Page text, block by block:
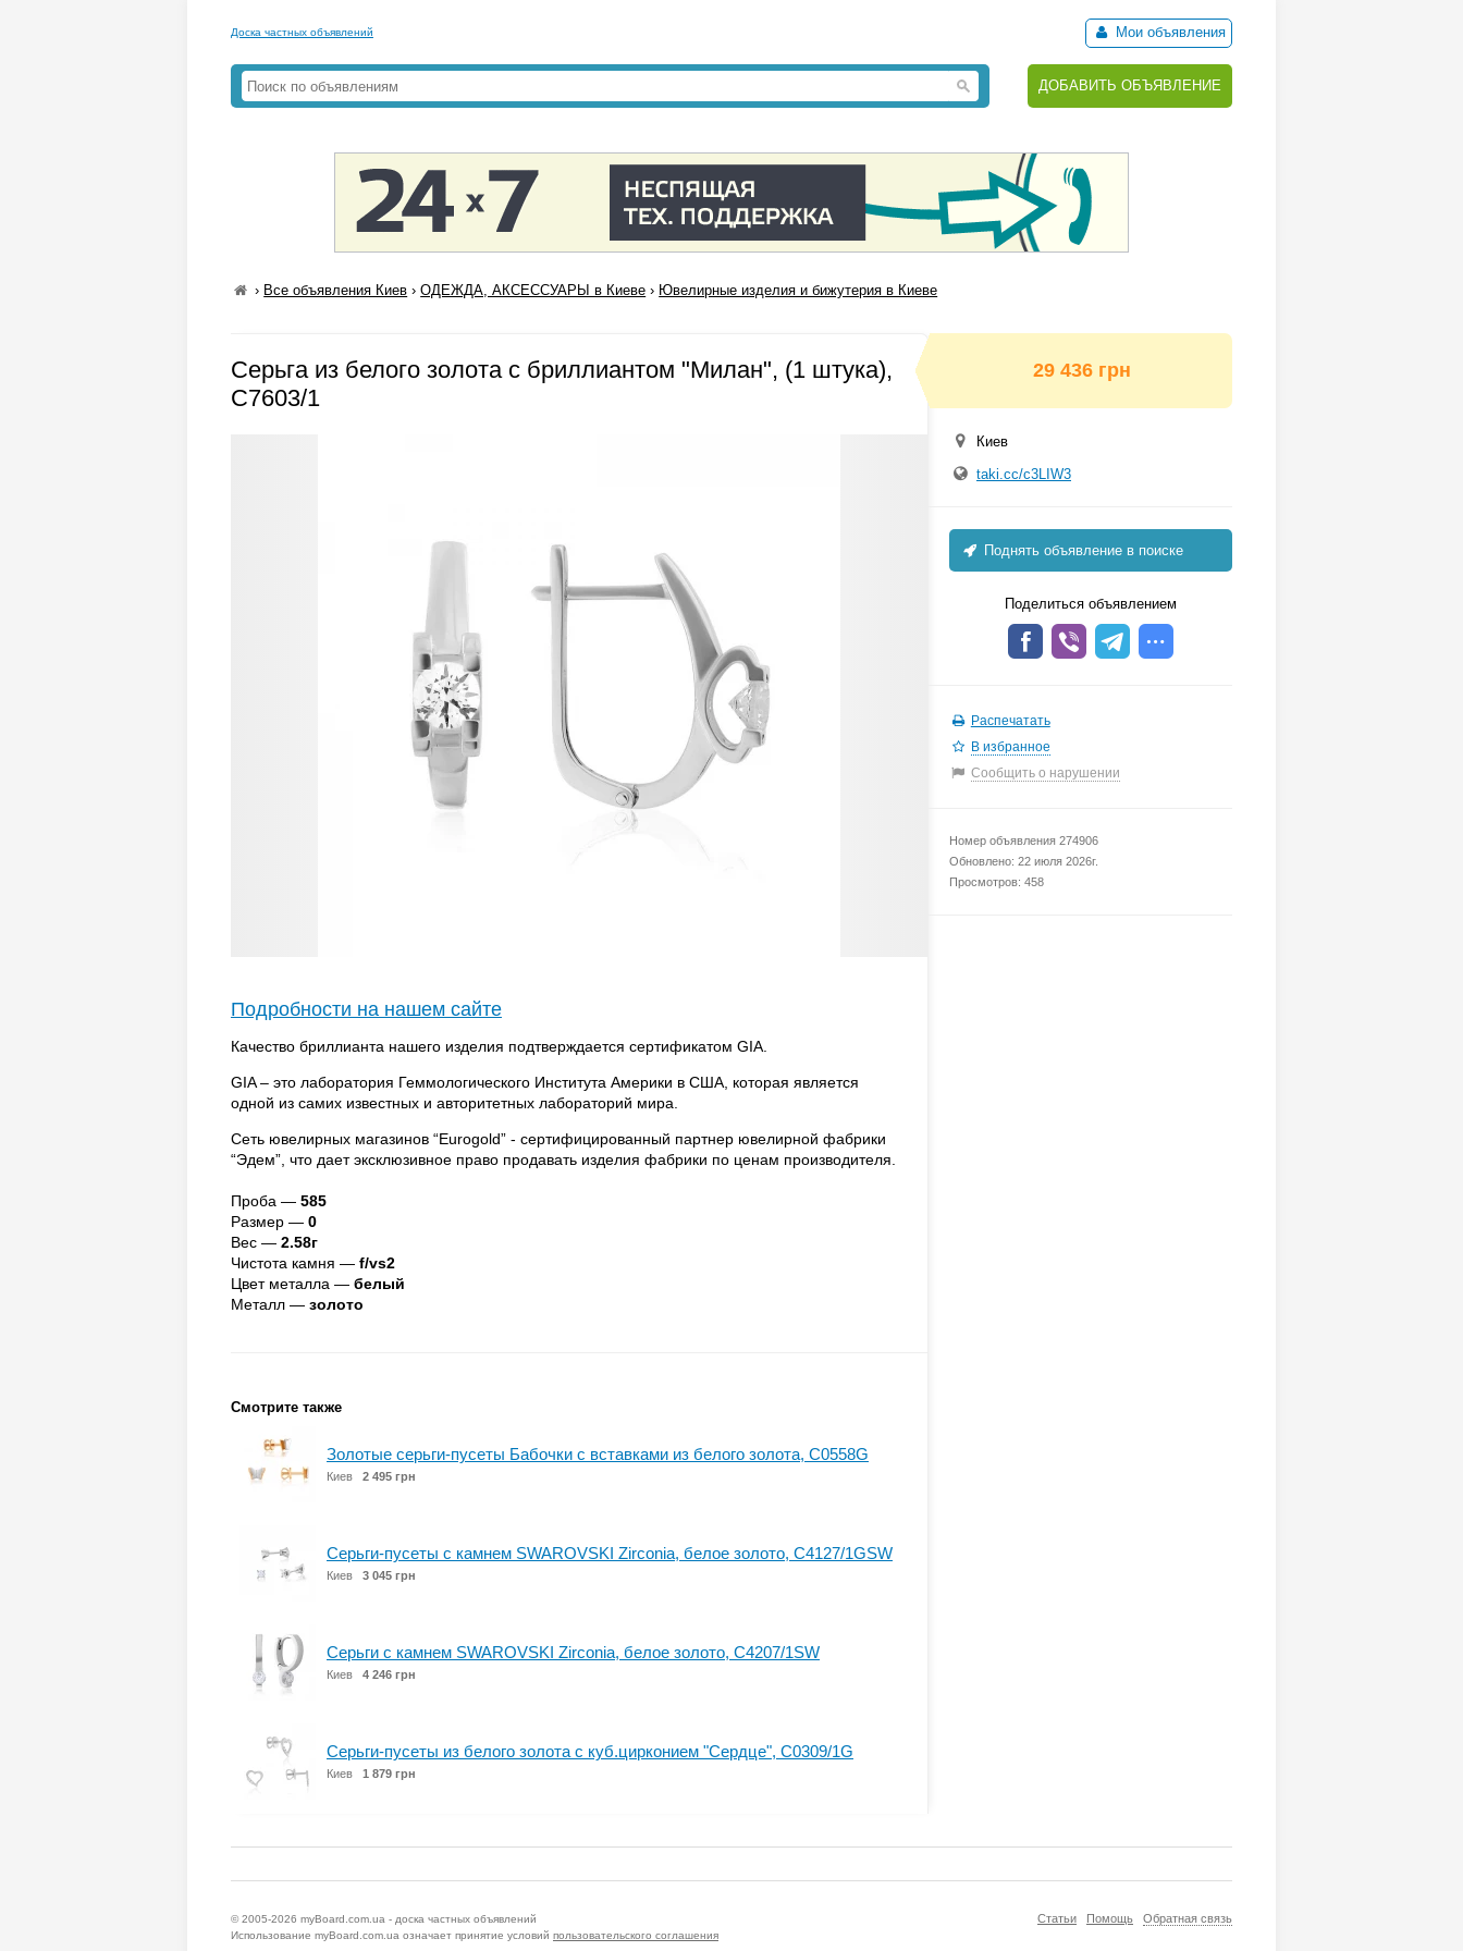
Доска частных объявлений Мои объявления
ДОБАВИТЬ ОБЪЯВЛЕНИЕ
› Все объявления Киев ›ОДЕЖДА, АКСЕССУАРЫ в Киеве › Ювелирные изделия и бижутерия в Киеве
Серьга из белого золота с бриллиантом "Милан", (1 штука),
С7603/1
Подробности на нашем сайте
Качество бриллианта нашего изделия подтверждается сертификатом GIA.
GIA – это лаборатория Геммологического Института Америки в США, которая является
одной из самих известных и авторитетных лабораторий мира.
Сеть ювелирных магазинов “Eurogold” - сертифицированный партнер ювелирной фабрики
“Эдем”, что дает эксклюзивное право продавать изделия фабрики по ценам производителя.
Проба — 585
Размер — 0
Вес — 2.58г
Чистота камня — f/vs2
Цвет металла — белый
Металл — золото
Смотрите также
Золотые серьги-пусеты Бабочки с вставками из белого золота, С0558G
Киев 2 495 грн
Серьги-пусеты с камнем SWAROVSKI Zirconia, белое золото, С4127/1GSW
Киев 3 045 грн
Серьги с камнем SWAROVSKI Zirconia, белое золото, С4207/1SW
Киев 4 246 грн
Серьги-пусеты из белого золота с куб.цирконием "Сердце", С0309/1G
Киев 1 879 грн
29 436 грн
Киев
taki.cc/c3LIW3
Поднять объявление в поиске
Поделиться объявлением
Распечатать
В избранное
Сообщить о нарушении
Номер объявления 274906
Обновлено: 22 июля 2026г.
Просмотров: 458
Статьи Помощь Обратная связь
© 2005-2026 myBoard.com.ua - доска частных объявлений
Использование myBoard.com.ua означает принятие условий пользовательского соглашения